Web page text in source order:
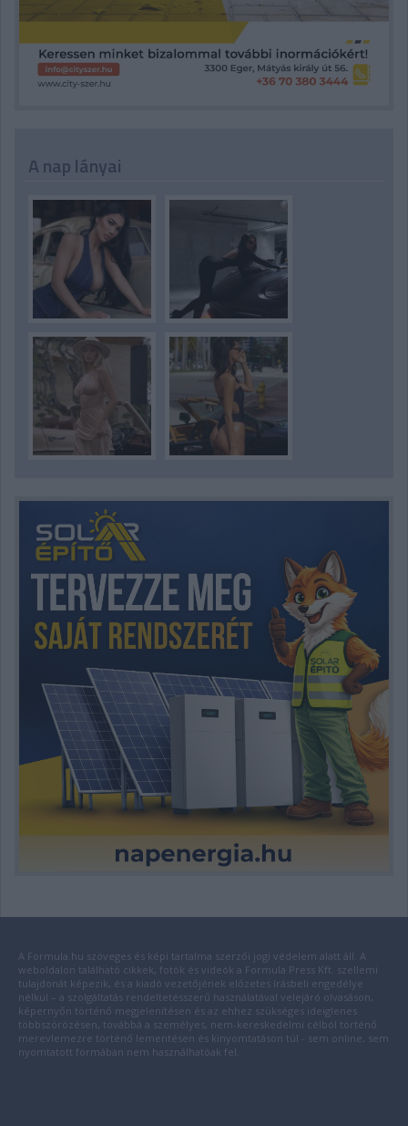
A nap lányai
A Formula.hu szöveges és képi tartalma szerzői jogi védelem alatt áll. A
weboldalon található cikkek, fotók és videók a Formula Press Kft. szellemi
tulajdonát képezik, és a kiadó vezetőjének előzetes írásbeli engedélye
nélkül – a szolgáltatás rendeltetésszerű használatával velejáró olvasáson,
képernyőn történő megjelenítésen és az ehhez szükséges ideiglenes
többszörözésen, továbbá a személyes, nem-kereskedelmi célból történő
merevlemezre történő lementésen és kinyomtatáson túl - sem online, sem
nyomtatott formában nem használhatóak fel.